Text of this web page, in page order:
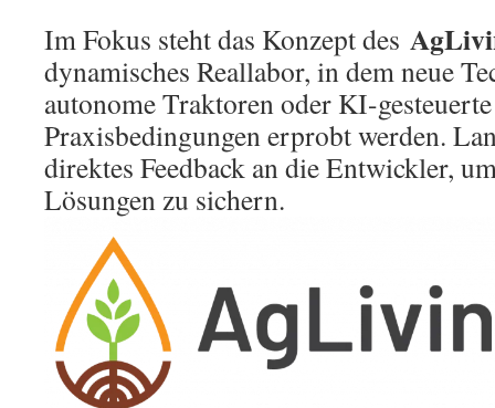
Im Fokus steht das Konzept des
dynamisches Reallabor, in dem neue
autonome Traktoren oder KI-
Praxisbedingungen erprobt werden.
direktes Feedback an die Entwickler,
Lösungen zu sichern.